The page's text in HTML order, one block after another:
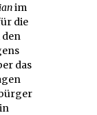
im
die
das